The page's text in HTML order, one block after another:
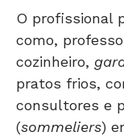
O profissional
como,
cozinheiro,
pratos frios,
consultores e
(sommeliers)